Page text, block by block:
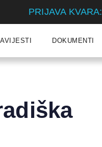
PRIJAVA KVARA:
DOKUMENTI